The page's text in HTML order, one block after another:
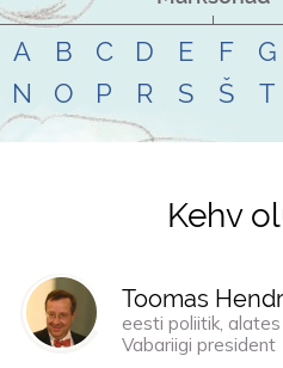
A B C D E F G
N
O P R S Š T
Tsitaadid teemal
Kehv
Toomas
eesti poliitik,
Vabariigi president